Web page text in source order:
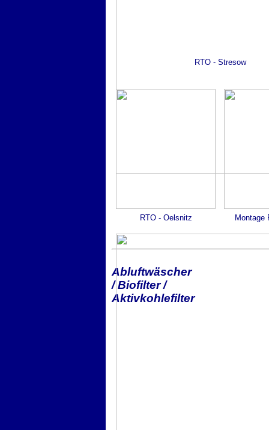
RTO - Stresow
RTO - Oelsnitz Montage
Abluftwäscher
/ Biofilter /
Aktivkohlefilter